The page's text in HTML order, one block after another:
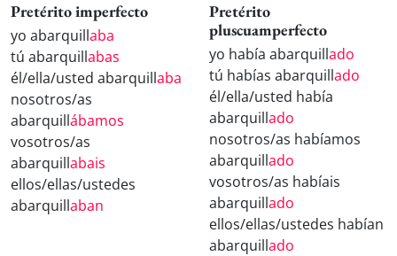
Pretérito imperfecto
yo abarquillaba
tú abarquillabas
él/ella/usted abarquillaba
nosotros/as
abarquillábamos
vosotros/as
abarquillabais
ellos/ellas/ustedes
abarquillaban
Pretérito
pluscuamperfecto
yo había abarquillado
tú habías abarquillado
él/ella/usted había
abarquillado
nosotros/as habíamos
abarquillado
vosotros/as habíais
abarquillado
ellos/ellas/ustedes habían
abarquillado